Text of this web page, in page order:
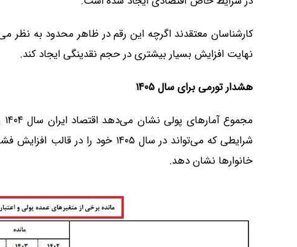
کارشناسان معتقدند اگرچه این رقم در ظاهر محدود به نظر
نهایت افزایش بسیار بیشتری در حجم نقدینگی ایجاد کند.
هشدار تورمی برای سال ۱۴۰۵
شرایطی که می‌تواند در سال ۱۴۰۵
خانوارها نشان دهد.